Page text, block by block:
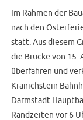
Im Rahmen der
nach den
statt. Aus diesem
die Brücke von 15.
überfahren und
Kranichstein
Darmstadt
Randzeiten vor 6